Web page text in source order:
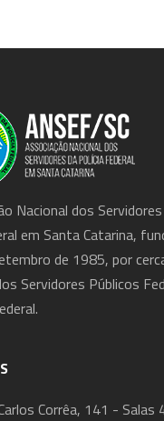
Nacional dos
em Santa Catarina,
de 1985, por
Servidores Públicos
Corrêa, 141 - Salas